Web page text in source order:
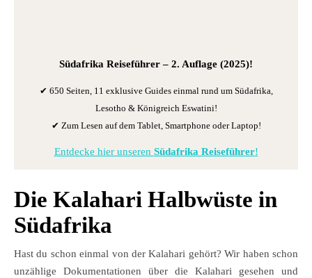
Südafrika Reiseführer– 2. Auflage (2025)!
✔ 650 Seiten, 11 exklusive Guides einmal rund um Südafrika,
Lesotho & Königreich Eswatini!
✔ Zum Lesen auf dem Tablet, Smartphone oder Laptop!
Entdecke hier unseren Südafrika Reiseführer!
Die Kalahari Halbwüste in
Südafrika
Hast du schon einmal von der Kalahari gehört? Wir haben schon
unzählige Dokumentationen über die Kalahari gesehen und